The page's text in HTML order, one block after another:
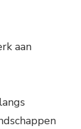
aan